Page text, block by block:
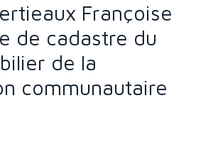
Françoise
de cadastre du
de la
communautaire